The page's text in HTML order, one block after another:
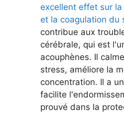
excellent effet sur
et la coagulation du
contribue aux
cérébrale, qui est
acouphènes. Il
stress, améliore la
concentration. Il a
facilite
prouvé dans la